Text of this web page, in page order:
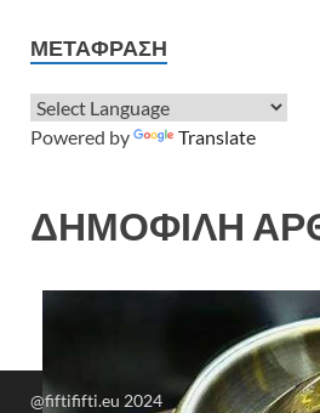
ΜΕΤΆΦΡΑΣΗ
Powered by Translate
ΔΗΜΟΦΙΛΗ
@fiftififti.eu 2024